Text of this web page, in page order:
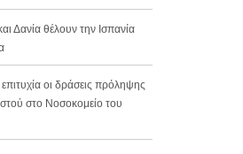
Δανία θέλουν την Ισπανία
οι δράσεις πρόληψης
στο Νοσοκομείο του